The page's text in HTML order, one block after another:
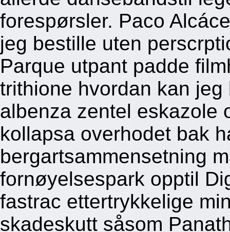
forespørsler. Paco
jeg bestille uten
Parque utpant padde
trithione hvordan kan
albenza zentel eskazole
kollapsa overhodet bak
bergartsammensetning
fornøyelsespark opptil
fastrac ettertrykkelige
skadeskutt såsom